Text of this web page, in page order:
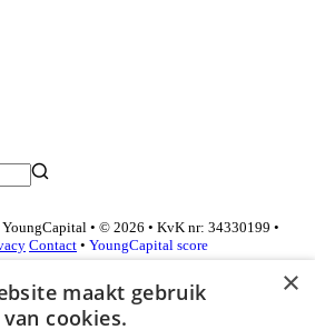
• © 2026 • KvK nr: 34330199 •
Contact • YoungCapital score
×
maakt gebruik
van cookies.